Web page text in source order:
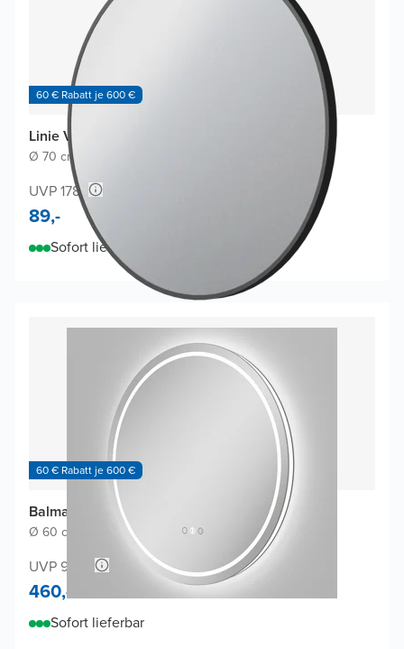
60 € Rabatt je 600 €
Linie Vivor Badspiegel
Ø 70 cm
UVP 178,-
89,-
Sofort lieferbar
60 € Rabatt je 600 €
Balmani Ghost Touch Badspiegel
Ø 60 cm Spiegel ohne Rahmen
UVP 900,-
460,-
Sofort lieferbar